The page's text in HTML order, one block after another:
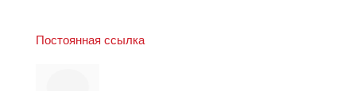
Постоянная ссылка